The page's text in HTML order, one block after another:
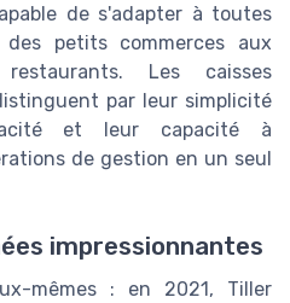
de s'adapter à toutes
petits commerces aux
Les caisses
par leur simplicité
et leur capacité à
de gestion en un seul
impressionnantes
mêmes : en 2021, Tiller